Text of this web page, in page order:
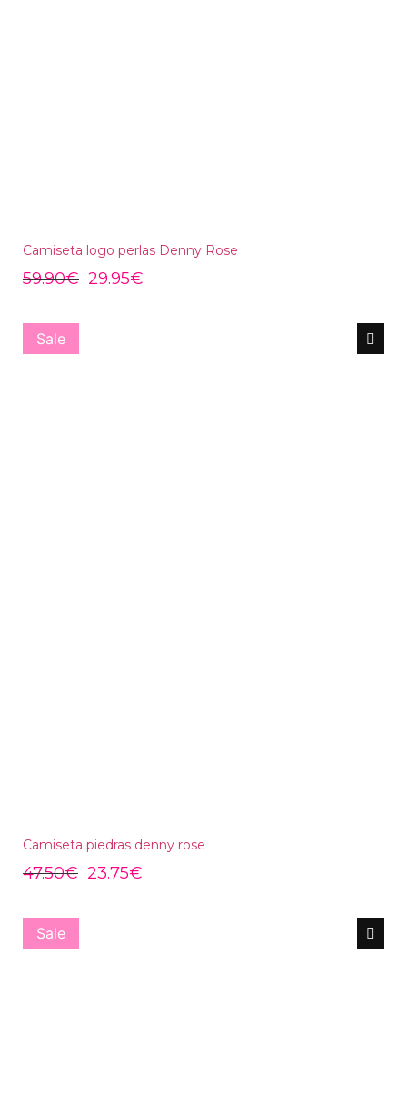
Camiseta logo perlas Denny Rose
59.90€ 29.95€
Sale
Camiseta piedras denny rose
47.50€ 23.75€
Sale